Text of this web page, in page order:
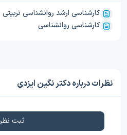
کارشناسی ارشد روانشناسی تربیتی
کارشناسی روانشناسی
نظرات درباره دکتر نگین ایزدی
ثبت نظر